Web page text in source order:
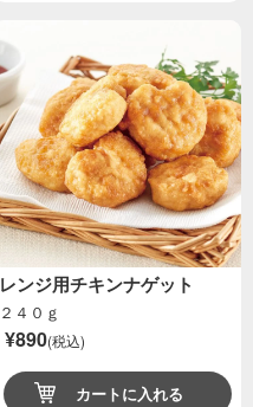
レンジ用チキンナゲット
２４０ｇ
¥890(税込)
カートに入れる